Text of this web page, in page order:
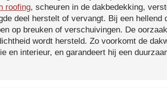
roofing, scheuren in de dakbedekking,
deel herstelt of vervangt. Bij een
op breuken of verschuivingen. De
wordt hersteld. Zo voorkomt de
en interieur, en garandeert hij een